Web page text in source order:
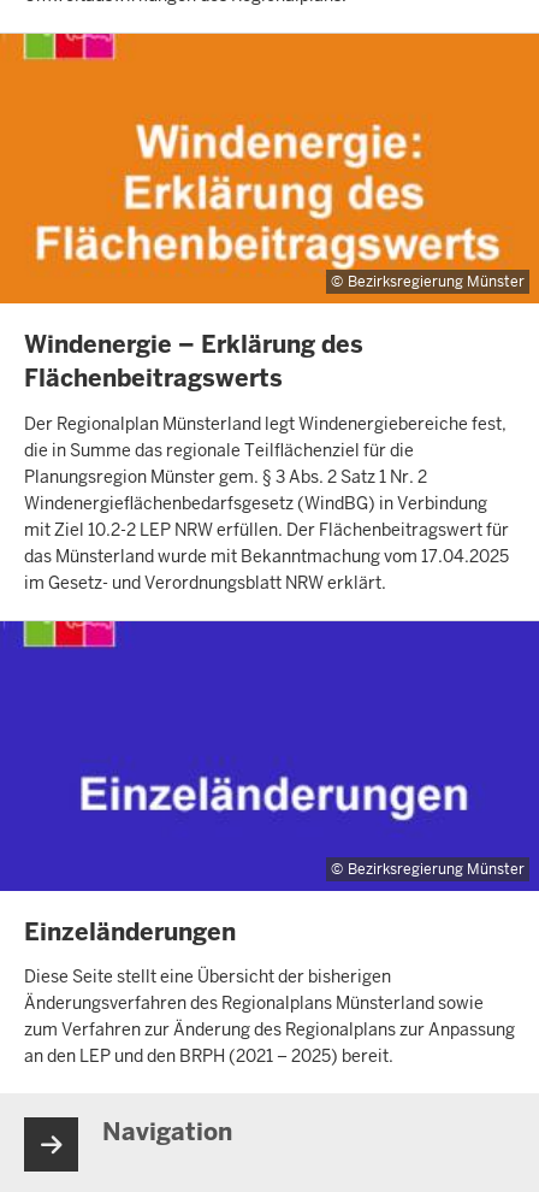
Bezirksregierung Münster
INHALTSSEITE
Windenergie – Erklärung des
Flächenbeitragswerts
Der Regionalplan Münsterland legt Windenergiebereiche fest,
die in Summe das regionale Teilflächenziel für die
Planungsregion Münster gem. § 3 Abs. 2 Satz 1 Nr. 2
Windenergieflächenbedarfsgesetz (WindBG) in Verbindung
mit Ziel 10.2-2 LEP NRW erfüllen. Der Flächenbeitragswert für
das Münsterland wurde mit Bekanntmachung vom 17.04.2025
im Gesetz- und Verordnungsblatt NRW erklärt.
Bezirksregierung Münster
INHALTSSEITE
Einzeländerungen
Diese Seite stellt eine Übersicht der bisherigen
Änderungsverfahren des Regionalplans Münsterland sowie
zum Verfahren zur Änderung des Regionalplans zur Anpassung
an den LEP und den BRPH (2021 – 2025) bereit.
Navigation